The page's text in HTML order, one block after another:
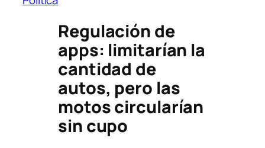
Regulación de
apps: limitarían la
cantidad de
autos, pero las
motos circularían
sin cupo